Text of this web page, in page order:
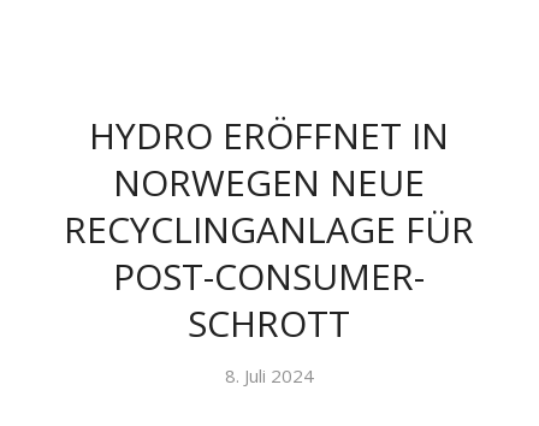
HYDRO ERÖFFNET IN
NORWEGEN NEUE
RECYCLINGANLAGE FÜR
POST-CONSUMER-
SCHROTT
8. Juli 2024